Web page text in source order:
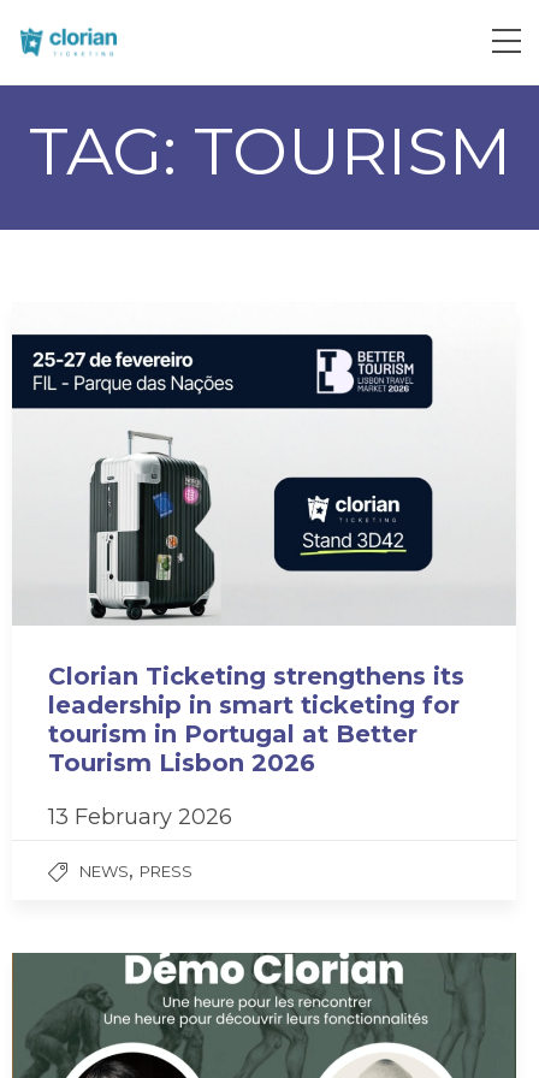
TAG: TOURISM
Clorian Ticketing strengthens its
leadership in smart ticketing for
tourism in Portugal at Better
Tourism Lisbon 2026
13 February 2026
NEWS, PRESS